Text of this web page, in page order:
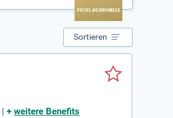
Sortieren
|+weitere Benefits